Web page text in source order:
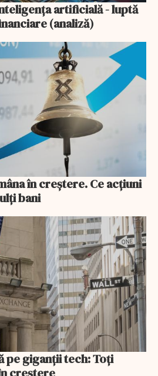
artificială - luptă
(analiză)
în creștere. Ce acțiuni
bani
pe giganții tech: Toți